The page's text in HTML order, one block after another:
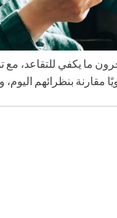
ما يكفي للتقاعد،